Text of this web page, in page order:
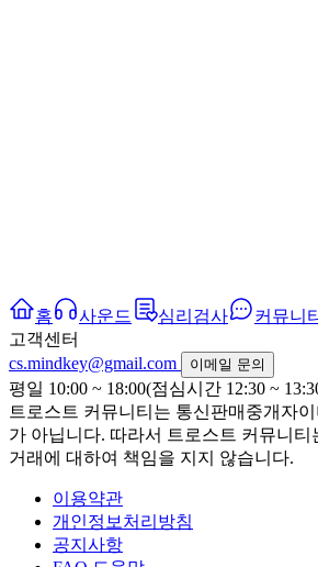
홈 사운드 심리검사 커뮤니티
고객센터
cs.mindkey@gmail.com
이메일 문의
평일 10:00 ~ 18:00(점심시간 12:30 ~
트로스트 커뮤니티는 통신판매중개자
가 아닙니다. 따라서 트로스트 커뮤니티
거래에 대하여 책임을 지지 않습니다.
이용약관
개인정보처리방침
공지사항